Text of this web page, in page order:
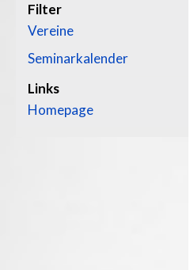
Filter
Vereine
Seminarkalender
Links
Homepage